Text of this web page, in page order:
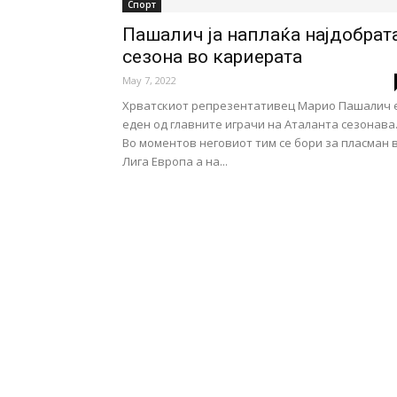
Спорт
Пашалич ја наплаќа
сезона во кариерата
May 7, 2022
Хрватскиот репрезентативец Марио Пашалич
еден од главните играчи на Аталанта сезонава.
Во моментов неговиот тим се бори за пласман
Лига Европа а на...